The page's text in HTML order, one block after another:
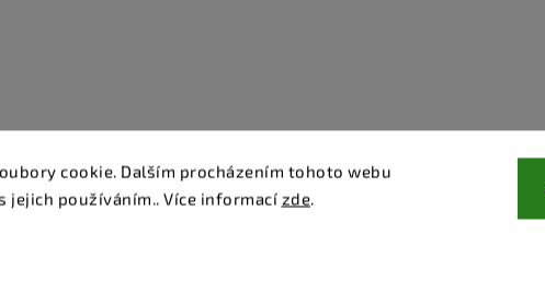
cookie. Dalším procházením tohoto webu
jejich používáním.. Více informací zde.